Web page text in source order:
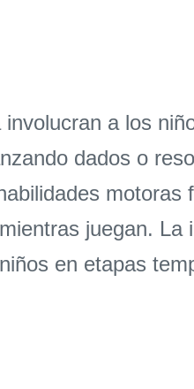
a los
dados o
motoras
juegan.
en etapas